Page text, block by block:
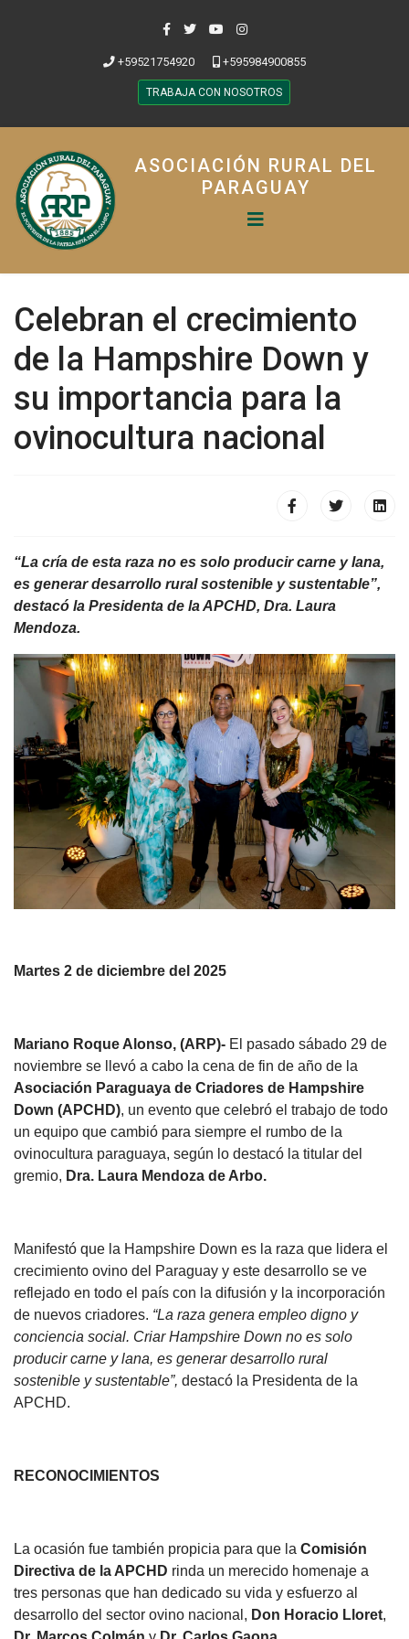
+59521754920 +595984900855
TRABAJA CON NOSOTROS
ASOCIACIÓN RURAL DEL
PARAGUAY
Celebran el crecimiento
de la Hampshire Down y
su importancia para la
ovinocultura nacional
“La cría de esta raza no es solo producir carne y lana,
es generar desarrollo rural sostenible y sustentable”,
destacó la Presidenta de la APCHD, Dra. Laura
Mendoza.
Martes 2 de diciembre del 2025
Mariano Roque Alonso, (ARP)- El pasado sábado 29 de
noviembre se llevó a cabo la cena de fin de año de la
Asociación Paraguaya de Criadores de Hampshire
Down (APCHD), un evento que celebró el trabajo de todo
un equipo que cambió para siempre el rumbo de la
ovinocultura paraguaya, según lo destacó la titular del
gremio, Dra. Laura Mendoza de Arbo.
Manifestó que la Hampshire Down es la raza que lidera el
crecimiento ovino del Paraguay y este desarrollo se ve
reflejado en todo el país con la difusión y la incorporación
de nuevos criadores. “La raza genera empleo digno y
conciencia social. Criar Hampshire Down no es solo
producir carne y lana, es generar desarrollo rural
sostenible y sustentable”, destacó la Presidenta de la
APCHD.
RECONOCIMIENTOS
La ocasión fue también propicia para que la Comisión
Directiva de la APCHD rinda un merecido homenaje a
tres personas que han dedicado su vida y esfuerzo al
desarrollo del sector ovino nacional, Don Horacio Lloret,